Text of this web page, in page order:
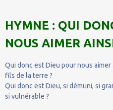
HYMNE : QUI
NOUS AIMER
Qui donc est Dieu pour nous aimer
fils de la terre ?
Qui donc est Dieu, si démuni, si
si vulnérable ?